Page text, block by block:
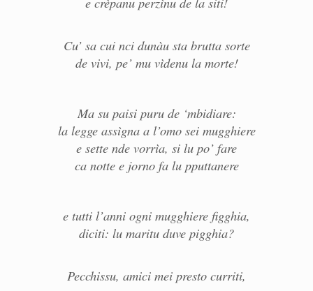
Cu’ sa cui nci dunàu sta brutta sorte
de vivi, pe’ mu vìdenu la morte!
Ma su paisi puru de ‘mbidiare:
la legge assìgna a l’omo sei mugghiere
e sette nde vorrìa, si lu po’ fare
ca notte e jorno fa lu pputtanere
e tutti l’anni ogni mugghiere figghia,
diciti: lu maritu duve pigghia?
Pecchissu, amici mei presto curriti,